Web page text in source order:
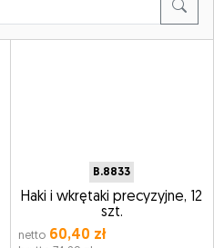
B.8833
Haki i wkrętaki precyzyjne, 12
szt.
netto60,40 zł